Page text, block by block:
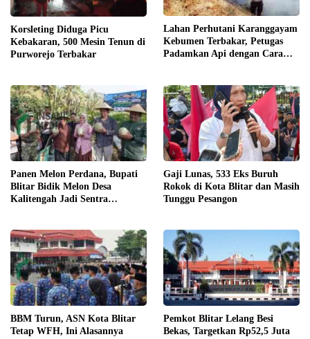
Korsleting Diduga Picu
Kebakaran, 500 Mesin Tenun di
Purworejo Terbakar
Lahan Perhutani Karanggayam
Kebumen Terbakar, Petugas
Padamkan Api dengan Cara
Panen Melon Perdana, Bupati
Blitar Bidik Melon Desa
Kalitengah Jadi Sentra
Gaji Lunas, 533 Eks Buruh
Rokok di Kota Blitar dan Masih
Tunggu Pesangon
BBM Turun, ASN Kota Blitar
Tetap WFH, Ini Alasannya
Pemkot Blitar Lelang Besi
Bekas, Targetkan Rp52,5 Juta